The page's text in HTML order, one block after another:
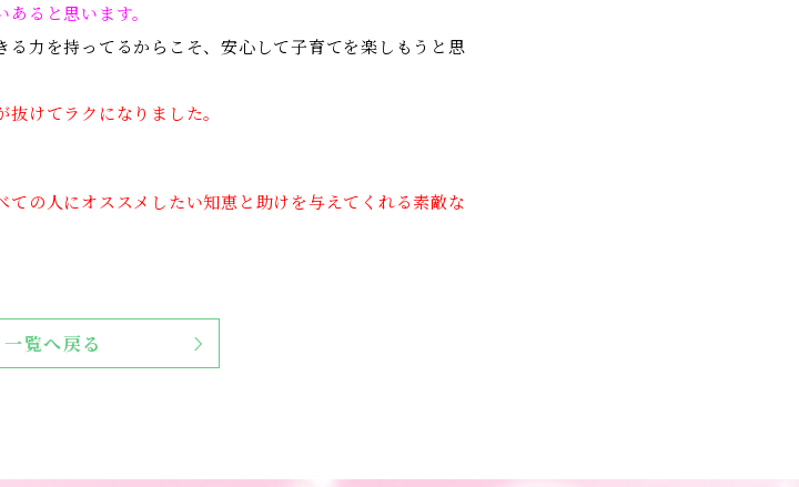
ると思います。
力を持ってるからこそ、安心して子育てを楽しもうと思
けてラクになりました。
の人にオススメしたい知恵と助けを与えてくれる素敵な
一覧へ戻る